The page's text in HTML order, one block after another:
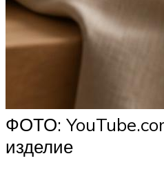
ФОТО:
изделие